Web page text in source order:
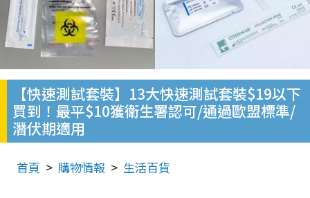
【快速測試套裝】13大快速測試套裝$19以下
買到！最平$10獲衛生署認可/通過歐盟標準/
潛伏期適用
首頁 購物情報 生活百貨